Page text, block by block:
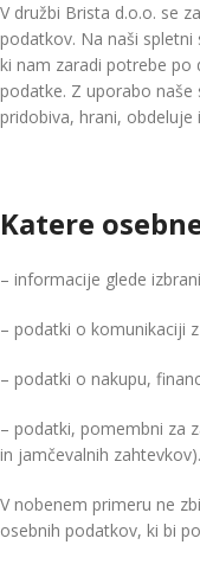
V družbi Brista d.o.o. se
podatkov. Na naši
ki nam zaradi potrebe
podatke. Z uporabo naše
pridobiva, hrani,
Katere
– informacije glede
– podatki o komunikaciji
– podatki o nakupu,
– podatki, pomembni za
in jamčevalnih zahtevkov).
V nobenem primeru ne
osebnih podatkov, ki bi